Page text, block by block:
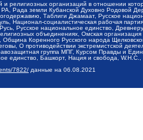
религиозных организаций в отношении
Рада земли Кубанской Духовно Родовой
Таблиги Джамаат, Русское
Национал-социалистическая рабочая
Русское национальное единство,
объединениях, Омская
Община Коренного Русского народа
О противодействии экстремистской
группа МПГ, Курсом Правды и
единство, Башкорт, Нация и свобода,
7822/ данные на 06.08.2021